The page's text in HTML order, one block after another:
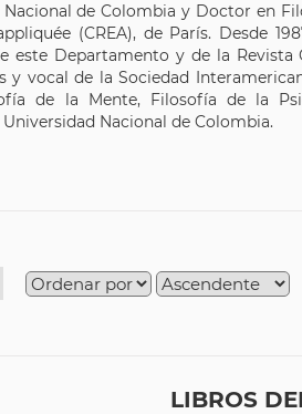
de Colombia y Doctor en
(CREA), de París. Desde
este Departamento y de la
y vocal de la Sociedad
de la Mente, Filosofía de la
Nacional de Colombia.
LIBROS